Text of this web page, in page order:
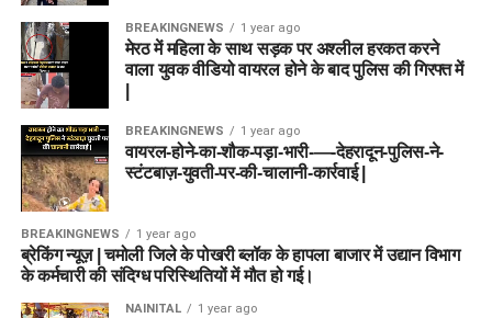
BREAKINGNEWS 1 year ago
मेरठ में महिला के साथ सड़क पर अश्लील हरकत करने
वाला युवक वीडियो वायरल होने के बाद पुलिस की गिरफ्त में
BREAKINGNEWS 1 year ago
वायरल-होने-का-शौक-पड़ा-भारी-—-देहरादून-पुलिस-ने-
स्टंटबाज़-युवती-पर-की-चालानी-कार्रवाई |
BREAKINGNEWS 1 year ago
ब्रेकिंग न्यूज़ | चमोली जिले के पोखरी ब्लॉक के हापला बाजार में उद्यान विभाग
के कर्मचारी की संदिग्ध परिस्थितियों में मौत हो गई।
NAINITAL 1 year ago